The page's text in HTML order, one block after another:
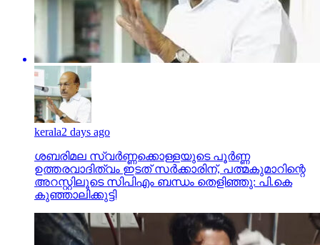
kerala2 days ago
ശബരിമല സ്വര്‍ണ്ണക്കൊള്ളയുടെ പൂര്‍ണ്ണ
ഉത്തരവാദിത്വം ഇടത് സര്‍ക്കാരിന്, പത്മകുമാറിന്റെ
അറസ്റ്റിലൂടെ സിപിഎം ബന്ധം തെളിഞ്ഞു: പി.കെ